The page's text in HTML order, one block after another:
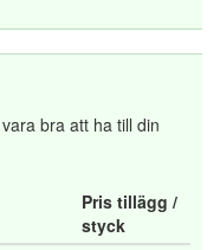
bra att ha till din
Pris tillägg /
styck